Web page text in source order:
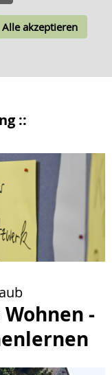
::
-
Alle akzeptieren